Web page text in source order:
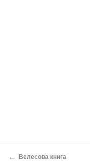
← Велесова книга